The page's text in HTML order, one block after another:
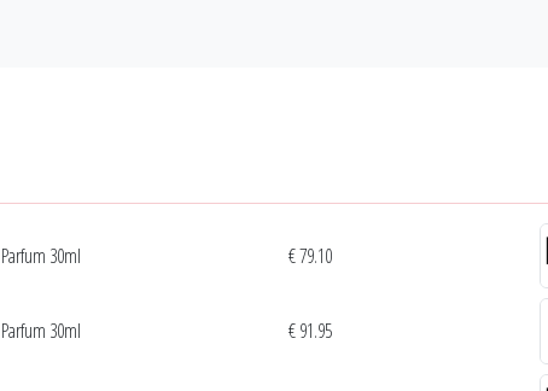
Parfum 30ml € 79.10
Parfum 30ml € 91.95